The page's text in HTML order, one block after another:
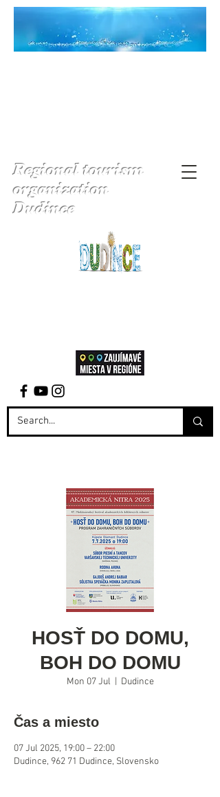
Regional tourism
organization
Dudince
HOSŤ DO DOMU,
BOH DO DOMU
Mon 07 Jul Dudince
Čas a miesto
07 Jul 2025, 19:00 – 22:00
Dudince, 962 71 Dudince, Slovensko